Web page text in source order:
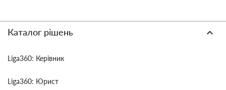
Каталог рішень
Liga360: Керівник
Liga360: Юрист